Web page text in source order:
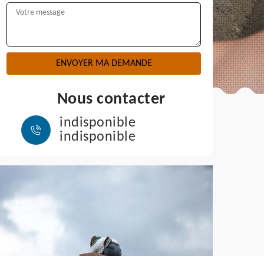
Nous contacter
indisponible
indisponible